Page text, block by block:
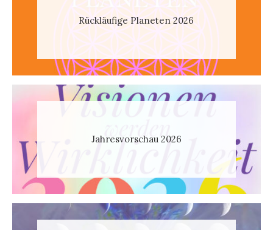
Rückläufige Planeten 2026
Jahresvorschau 2026